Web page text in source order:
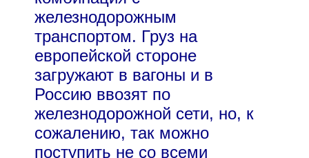
железнодорожным
транспортом. Груз на
европейской стороне
загружают в вагоны и в
Россию ввозят по
железнодорожной сети, но, к
сожалению, так можно
поступить не со всеми